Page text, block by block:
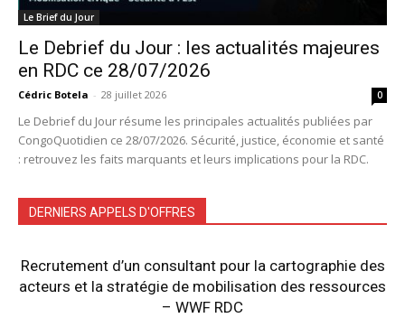
Le Brief du Jour
Le Debrief du Jour : les actualités majeures
en RDC ce 28/07/2026
Cédric Botela - 28 juillet 2026 0
Le Debrief du Jour résume les principales actualités publiées par
CongoQuotidien ce 28/07/2026. Sécurité, justice, économie et santé
: retrouvez les faits marquants et leurs implications pour la RDC.
DERNIERS APPELS D'OFFRES
Recrutement d’un consultant pour la cartographie des
acteurs et la stratégie de mobilisation des ressources
– WWF RDC